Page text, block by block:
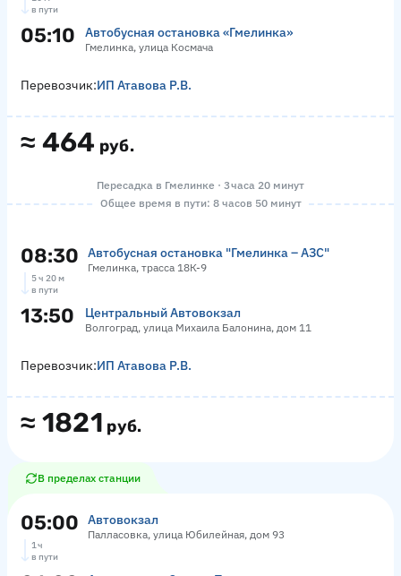
в пути
05:10 Автобусная остановка «Гмелинка»
Гмелинка, улица Космача
≈ 464 руб.
Перевозчик:ИП Атавова Р.В.
Пересадка в Гмелинке · 3 часа 20 минут
Общее время в пути: 8 часов 50 минут
08:30 Автобусная остановка "Гмелинка – АЗС"
Гмелинка, трасса 18К-9
5 ч 20 м
в пути
13:50 Центральный Автовокзал
Волгоград, улица Михаила Балонина, дом 11
≈ 1821 руб.
Перевозчик:ИП Атавова Р.В.
В пределах станции
05:00 Автовокзал
Палласовка, улица Юбилейная, дом 93
1 ч
в пути